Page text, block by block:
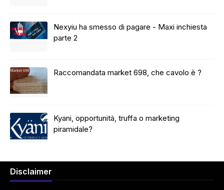
Nexyiu ha smesso di pagare - Maxi inchiesta
parte 2
Raccomandata market 698, che cavolo è ?
Kyani, opportunità, truffa o marketing
piramidale?
Disclaimer